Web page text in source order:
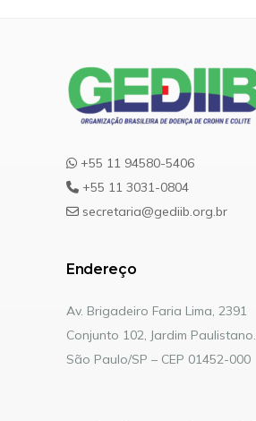
+55 11 94580-5406
+55 11 3031-0804
secretaria@gediib.org.br
Endereço
Av. Brigadeiro Faria Lima, 2391
Conjunto 102, Jardim Paulistano.
São Paulo/SP – CEP 01452-000